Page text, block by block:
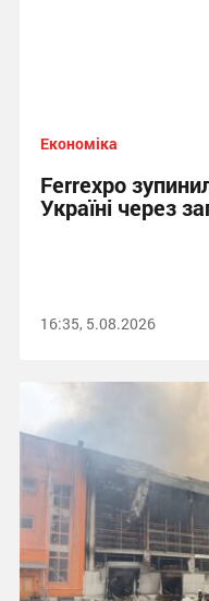
Економіка
Ferrexpo
Україні через
16:35, 5.08.2026